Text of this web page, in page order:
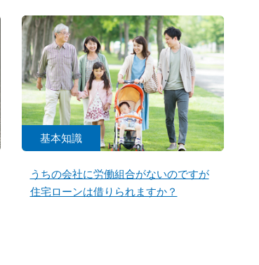
基本知識
うちの会社に労働組合がないのですが
住宅ローンは借りられますか？